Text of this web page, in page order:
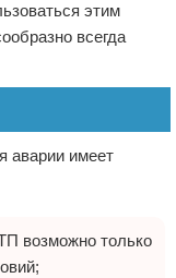
этим
всегда
аварии имеет
возможно только